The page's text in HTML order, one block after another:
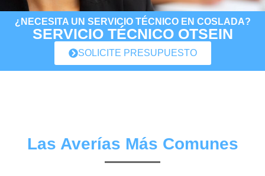
¿NECESITA UN SERVICIO TÉCNICO EN COSLADA?
SERVICIO TÉCNICO OTSEIN
SOLICITE PRESUPUESTO
Las Averías Más Comunes